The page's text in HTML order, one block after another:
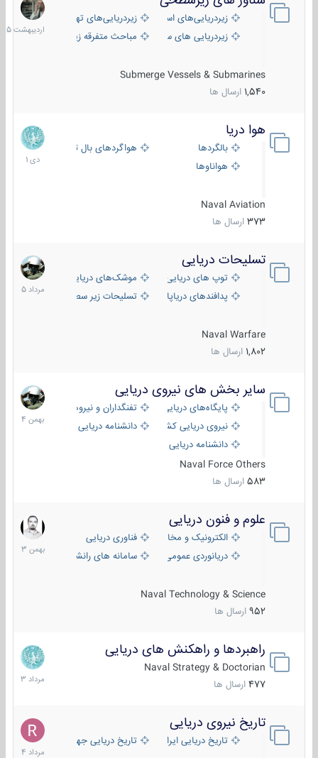
زیردریایی‌های استراتژیکزیردریایی‌های تهاجمی
زیردریایی های سبک
مباحث متفرقه زیرسطحی
Submerge Vessels & Submarines
1,540 ارسال ها
1405
هوا دریا
بالگردها
هواگردهای بال ثابت
هواناوها
Naval Aviation
373 ارسال ها
12
دی
1401
تسلیحات دریایی
توپ های دریایی
موشک‌های دریایی
پدافندهای دریاپایه
تسلیحات زیر سطحی
Naval Warfare
1,802 ارسال ها
2
مرداد
1405
سایر بخش های نیروی دریایی
پایگاه‌های دریایی
تفنگداران و نیروهای ویژه‌ی دریایی
نیروی دریایی کشورهای مختلفدانشنامه دریایی
دانشنامه دریایی کپی
Naval Force Others
583 ارسال ها
22
بهمن
1404
علوم و فنون دریایی
الکترونیک و مخابرات دریاییفناوری دریایی
دریانوردی عمومی
سامانه های رانشی دریایی
Naval Technology & Science
952 ارسال ها
6
بهمن
1403
راهبردها و راهکنش های دریایی
Naval Strategy & Doctorian
477 ارسال ها
2
مرداد
1403
تاریخ نیروی دریایی
تاریخ دریایی ایران تاریخ دریایی جهان
16
مرداد
1404